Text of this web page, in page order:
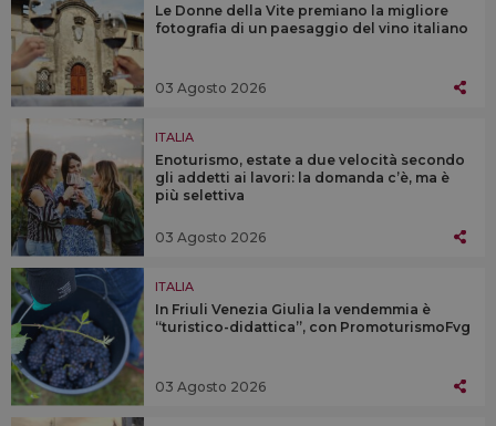
Le Donne della Vite premiano la migliore
fotografia di un paesaggio del vino italiano
03 Agosto 2026
ITALIA
Enoturismo, estate a due velocità secondo
gli addetti ai lavori: la domanda c’è, ma è
più selettiva
03 Agosto 2026
ITALIA
In Friuli Venezia Giulia la vendemmia è
“turistico-didattica”, con PromoturismoFvg
03 Agosto 2026